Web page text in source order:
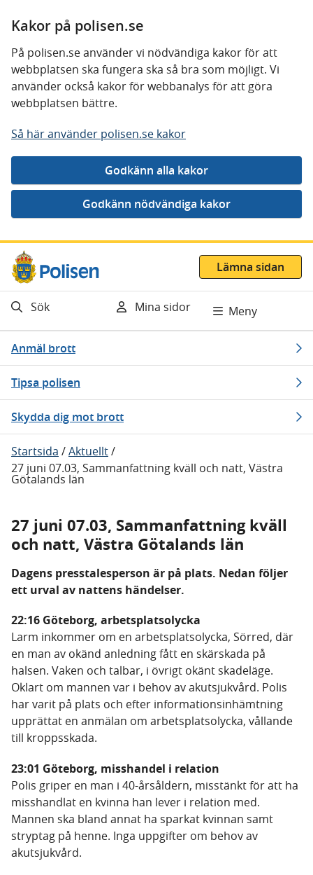
Kakor på polisen.se
På polisen.se använder vi nödvändiga kakor för att
webbplatsen ska fungera ska så bra som möjligt. Vi
använder också kakor för webbanalys för att göra
webbplatsen bättre.
Så här använder polisen.se kakor
Gå direkt till innehåll
Lämna sidan
Sök Mina sidor Meny
Anmäl brott
Tipsa polisen
Skydda dig mot brott
Startsida /Aktuellt/
27 juni 07.03, Sammanfattning kväll och natt, Västra
Götalands län
27 juni 07.03, Sammanfattning kväll
och natt, Västra Götalands län
Dagens presstalesperson är på plats. Nedan följer
ett urval av nattens händelser.
22:16 Göteborg, arbetsplatsolycka
Larm inkommer om en arbetsplatsolycka, Sörred, där
en man av okänd anledning fått en skärskada på
halsen. Vaken och talbar, i övrigt okänt skadeläge.
Oklart om mannen var i behov av akutsjukvård. Polis
har varit på plats och efter informationsinhämtning
upprättat en anmälan om arbetsplatsolycka, vållande
till kroppsskada.
23:01 Göteborg, misshandel i relation
Polis griper en man i 40-årsåldern, misstänkt för att ha
misshandlat en kvinna han lever i relation med.
Mannen ska bland annat ha sparkat kvinnan samt
stryptag på henne. Inga uppgifter om behov av
akutsjukvård.